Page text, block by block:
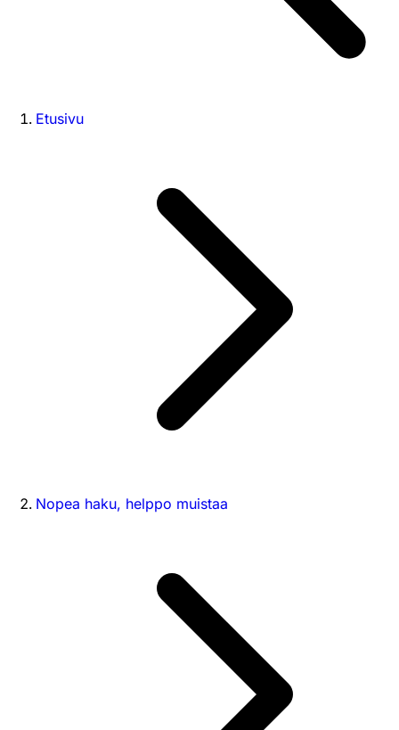
Etusivu
Nopea haku, helppo muistaa